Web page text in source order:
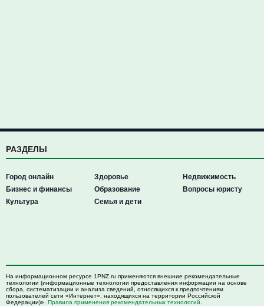
РАЗДЕЛЫ
Город онлайн
Бизнес и финансы
Культура
Здоровье
Образование
Семья и дети
Недвижимость
Вопросы юристу
На информационном ресурсе 1PNZ.ru применяются внешние рекомендательные
технологии (информационные технологии предоставления информации на основе
сбора, систематизации и анализа сведений, относящихся к предпочтениям
пользователей сети «Интернет», находящихся на территории Российской
Федерации)». Правила применения рекомендательных технологий